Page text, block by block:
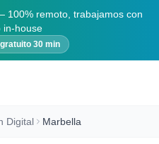
100% remoto, trabajamos con
in-house
30 min
Digital Marbella